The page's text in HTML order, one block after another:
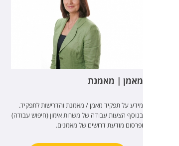
מאמן | מאמנת
מידע על תפקיד מאמן / מאמנת והדרישות לתפקיד.
בנוסף הצעות עבודה של משרות אימון (חיפוש עבודה)
ופרסום מודעת דרושים של מאמנים.